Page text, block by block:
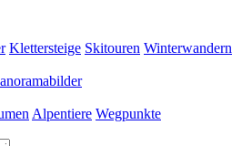
Klettersteige Skitouren Winterwandern
Alpentiere Wegpunkte